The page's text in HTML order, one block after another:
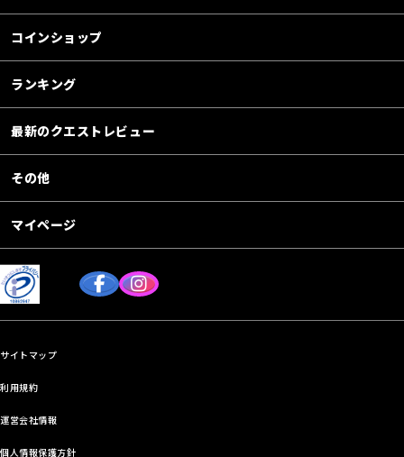
コインショップ
ランキング
最新のクエストレビュー
その他
マイページ
サイトマップ
利用規約
運営会社情報
個人情報保護方針